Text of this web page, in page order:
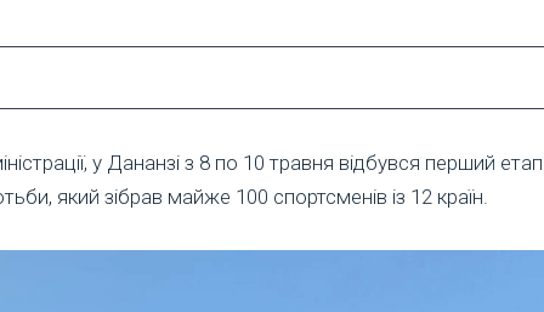
у Дананзі з 8 по 10 травня відбувся перший етап
який зібрав майже 100 спортсменів із 12 країн.